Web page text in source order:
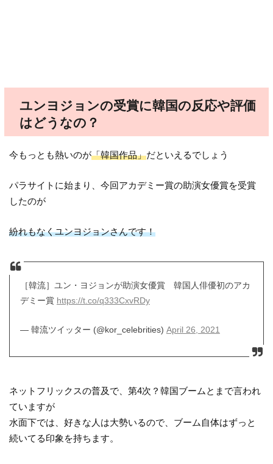
ユンヨジョンの受賞に韓国の反応や評価
はどうなの？
今もっとも熱いのが「韓国作品」だといえるでしょう
パラサイトに始まり、今回アカデミー賞の助演女優賞を受賞
したのが
紛れもなくユンヨジョンさんです！
［韓流］ユン・ヨジョンが助演女優賞 韓国人俳優初のアカ
デミー賞 https://t.co/q333CxvRDy
— 韓流ツイッター (@kor_celebrities) April 26, 2021
ネットフリックスの普及で、第4次？韓国ブームとまで言われ
ていますが
水面下では、好きな人は大勢いるので、ブーム自体はずっと
続いてる印象を持ちます。